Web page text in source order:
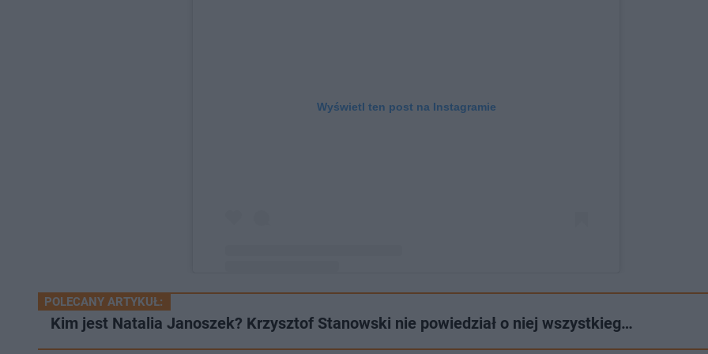
Wyświetl ten post na Instagramie
POLECANY ARTYKUŁ:
Kim jest Natalia Janoszek? Krzysztof Stanowski nie powiedział o niej wszystkieg…